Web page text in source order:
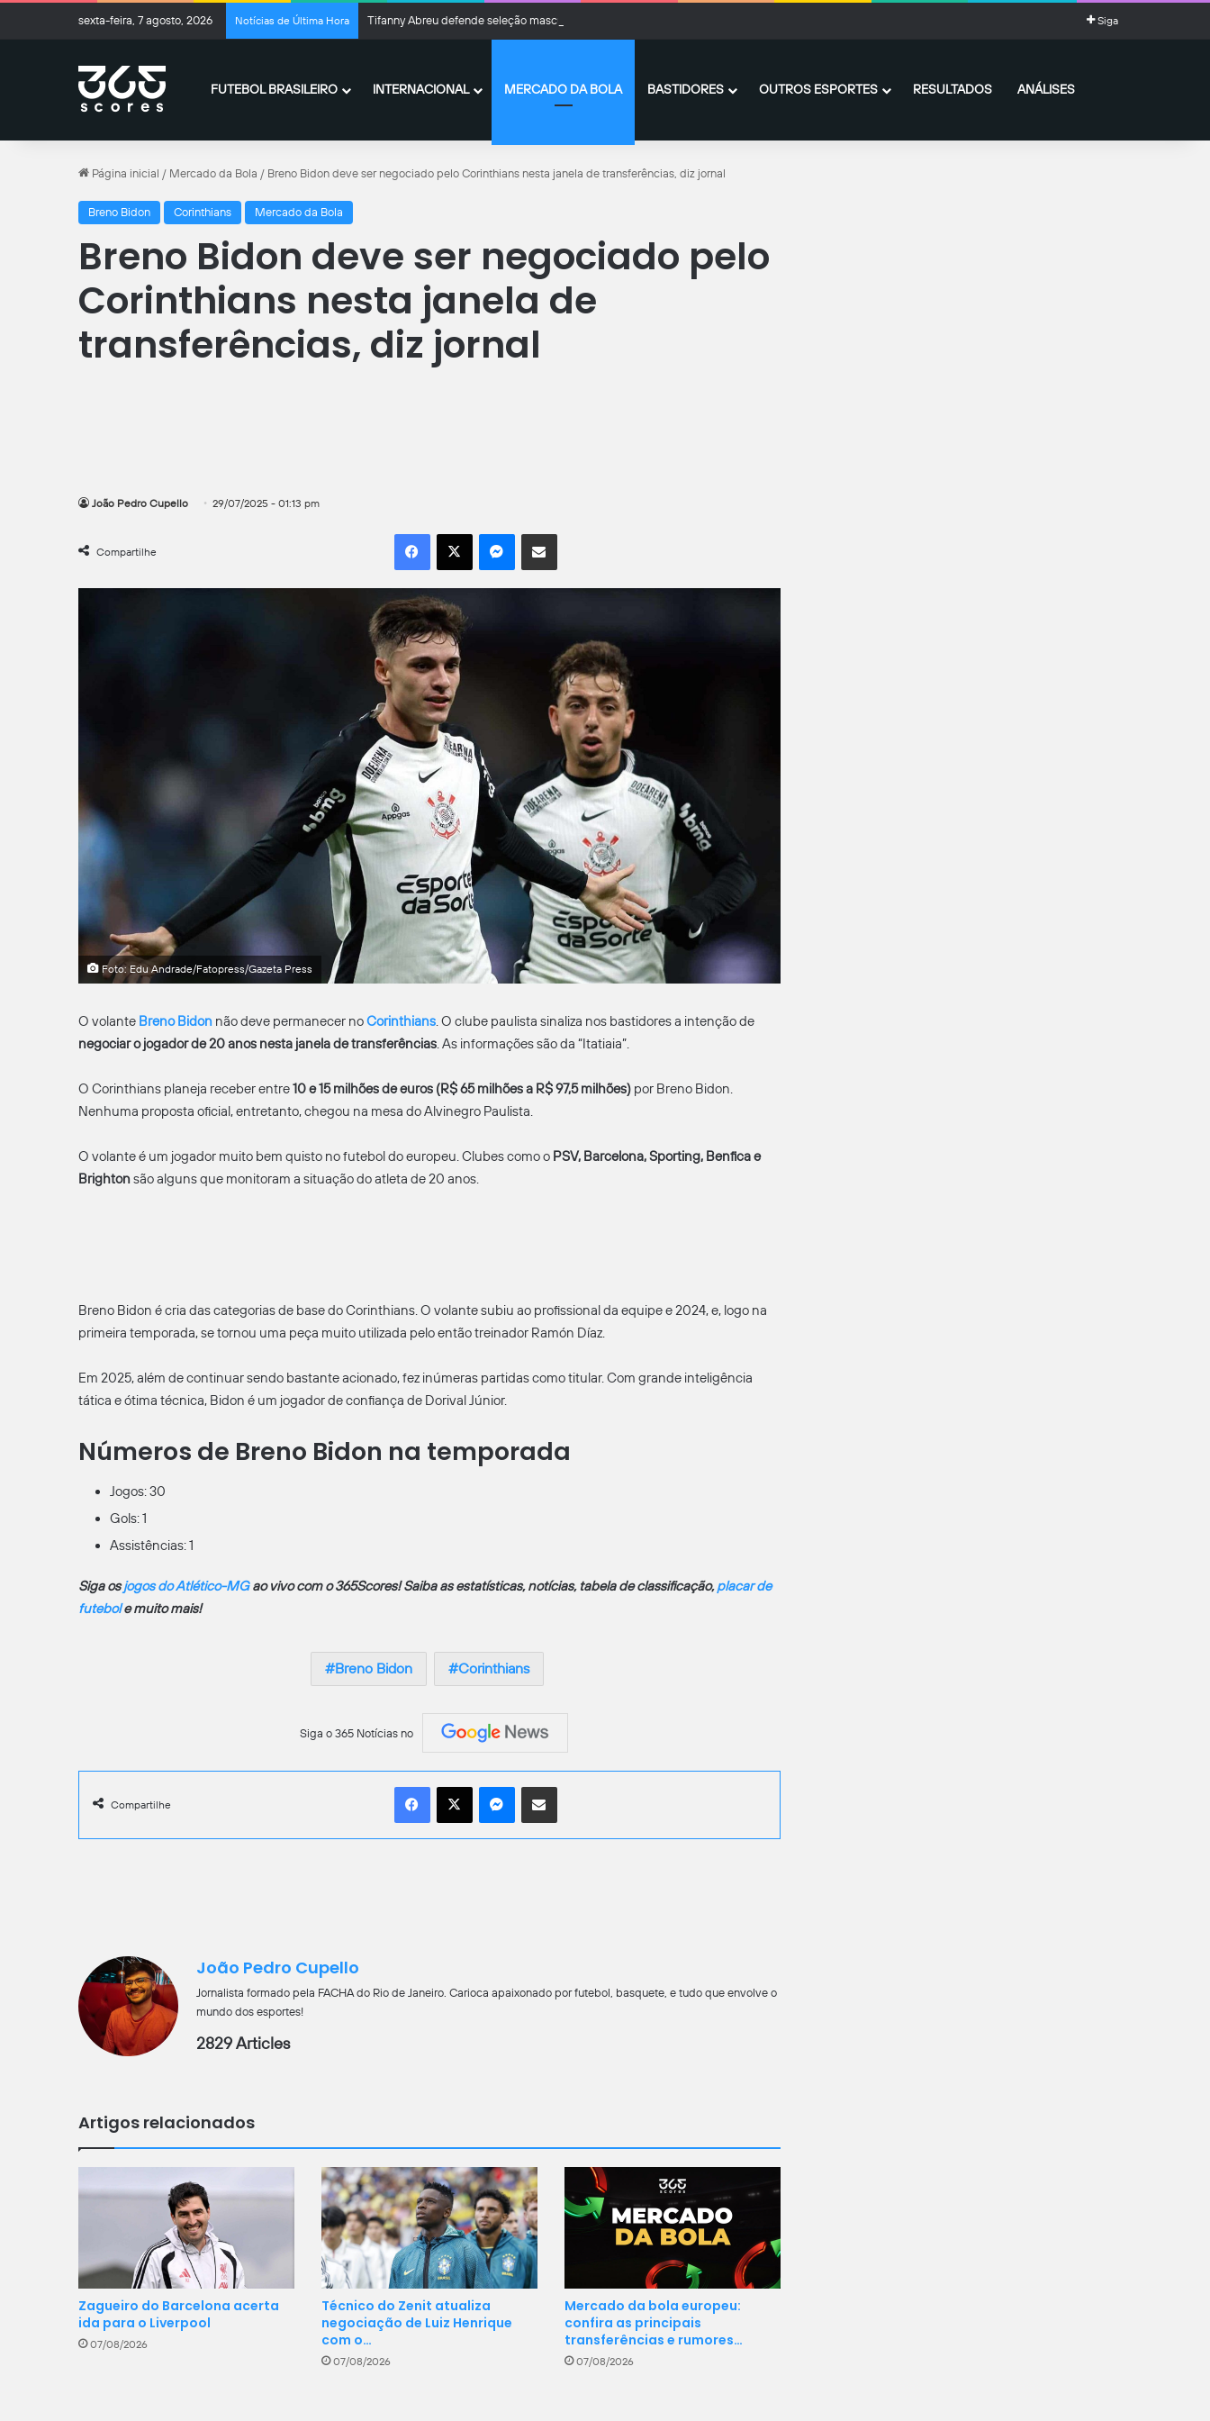
sexta-feira, 7 agosto, 2026 Notícias de Última Hora Tifanny Abreu defende seleção masculina de vôlei: “Pegando bagagem” Siga
FUTEBOL BRASILEIRO INTERNACIONAL MERCADO DA BOLA BASTIDORES OUTROS ESPORTES RESULTADOS ANÁLISES
Página inicial / Mercado da Bola / Breno Bidon deve ser negociado pelo Corinthians nesta janela de transferências, diz jornal
Breno Bidon Corinthians Mercado da Bola
Breno Bidon deve ser negociado pelo
Corinthians nesta janela de
transferências, diz jornal
João Pedro Cupello 29/07/2025 - 01:13 pm
Compartilhe
Facebook
X MessengerCompartilhar por e-mail
Foto: Edu Andrade/Fatopress/Gazeta Press
O volante Breno Bidon não deve permanecer noCorinthians. O clube paulista sinaliza nos bastidores a intenção de
negociar o jogador de 20 anos nesta janela de transferências. As informações são da “Itatiaia”.
O Corinthians planeja receber entre10 e 15 milhões de euros (R$ 65 milhões a R$ 97,5 milhões) por Breno Bidon.
Nenhuma proposta oficial, entretanto, chegou na mesa do Alvinegro Paulista.
O volante é um jogador muito bem quisto no futebol do europeu. Clubes como o PSV, Barcelona, Sporting, Benfica e
Brightonsão alguns que monitoram a situação do atleta de 20 anos.
Breno Bidon é cria das categorias de base do Corinthians. O volante subiu ao profissional da equipe e 2024, e, logo na
primeira temporada, se tornou uma peça muito utilizada pelo então treinador Ramón Díaz.
Em 2025, além de continuar sendo bastante acionado, fez inúmeras partidas como titular. Com grande inteligência
tática e ótima técnica, Bidon é um jogador de confiança de Dorival Júnior.
Números de Breno Bidon na temporada
Jogos: 30
Gols: 1
Assistências: 1
Siga osjogos do Atlético-MGao vivo com o 365Scores! Saiba as estatísticas, notícias, tabela de classificação,placar de
futebole muito mais!
Breno Bidon Corinthians
Siga o 365 Notícias no
Compartilhe
Facebook
X MessengerCompartilhar por e-mail
João Pedro Cupello
Jornalista formado pela FACHA do Rio de Janeiro. Carioca apaixonado por futebol, basquete, e tudo que envolve o
mundo dos esportes!
2829 Articles
Artigos relacionados
Zagueiro do Barcelona acerta
ida para o Liverpool
07/08/2026
Técnico do Zenit atualiza
negociação de Luiz Henrique
com o…
07/08/2026
Mercado da bola europeu:
confira as principais
transferências e rumores…
07/08/2026